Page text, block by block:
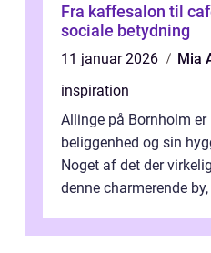
Fra kaffesalon til
sociale betydning
11 januar 2026
Mia
inspiration
Allinge på Bornholm
beliggenhed og sin
Noget af det der
denne charmerende